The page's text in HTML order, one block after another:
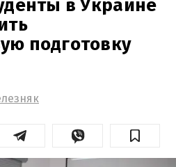
в Украине
подготовку